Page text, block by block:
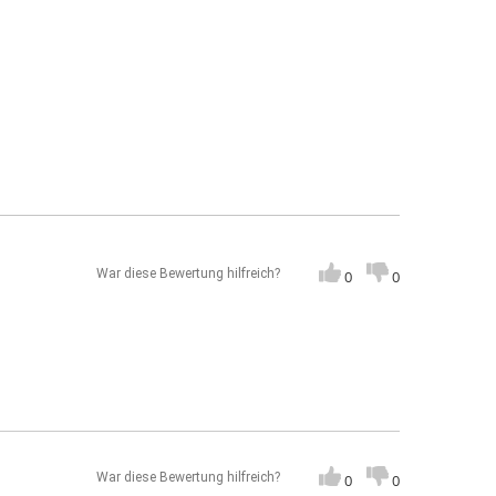
War diese Bewertung hilfreich? 0 0
War diese Bewertung hilfreich? 0 0